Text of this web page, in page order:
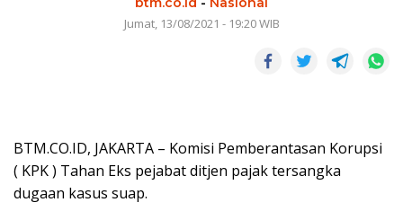
Jumat, 13/08/2021 - 19:20 WIB
BTM.CO.ID, JAKARTA – Komisi Pemberantasan Korupsi
( KPK ) Tahan Eks pejabat ditjen pajak tersangka
dugaan kasus suap.